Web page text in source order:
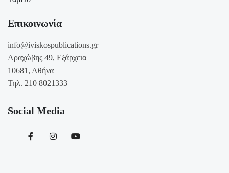
Επικοινωνία
info@iviskospublications.gr
Αραχώβης 49, Εξάρχεια
10681, Αθήνα
Τηλ. 210 8021333
Social Media